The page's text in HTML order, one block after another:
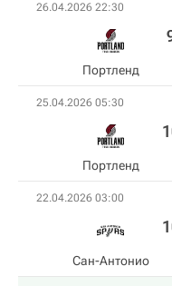
26.04.2026 22:30
Портленд
25.04.2026 05:30
Портленд
22.04.2026 03:00
Сан-Антонио